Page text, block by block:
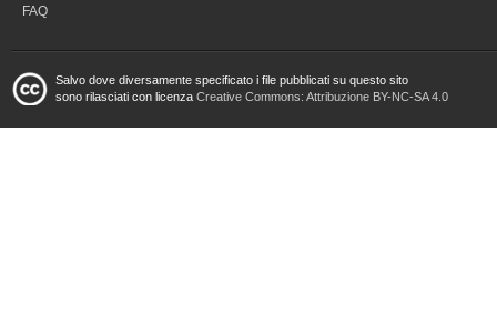
FAQ
Salvo dove diversamente specificato i file pubblicati su questo sito
sono rilasciati con licenza Creative Commons: Attribuzione BY-NC-SA 4.0